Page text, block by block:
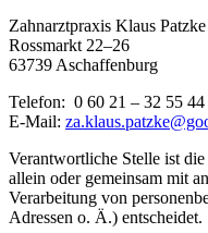
Zahnarztpraxis Klaus Patzke
Rossmarkt 22–26
63739 Aschaffenburg
Telefon: 0 60 21 – 32 55 44
E-Mail:
Verantwortliche Stelle ist
allein oder gemeinsam mit
Verarbeitung von
Adressen o. Ä.) entscheidet.